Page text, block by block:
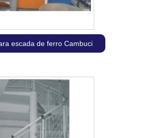
escada de ferro Cambuci